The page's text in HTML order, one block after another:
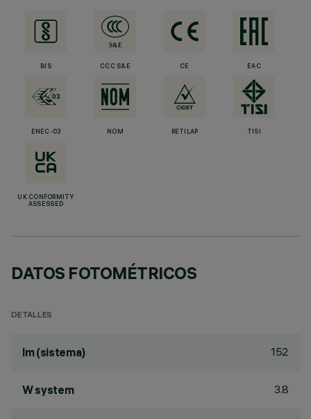
BIS CCC S&E CE EAC
ENEC-03 NOM RETILAP TISI
UK CONFORMITY
ASSESSED
DATOS FOTOMÉTRICOS
DETALLES
lm (sistema) 152
W system 3.8